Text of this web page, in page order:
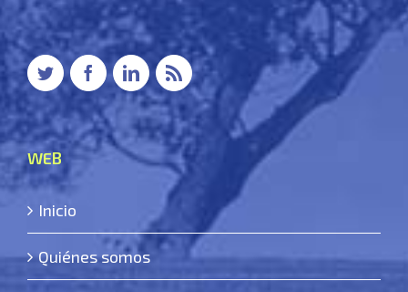
WEB
Inicio
Quiénes somos